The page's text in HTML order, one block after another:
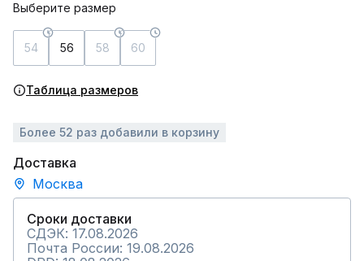
Выберите размер
54 56 58 60
Таблица размеров
Более 52 раз добавили в корзину
Доставка
Москва
Сроки доставки
СДЭК: 17.08.2026
Почта России: 19.08.2026